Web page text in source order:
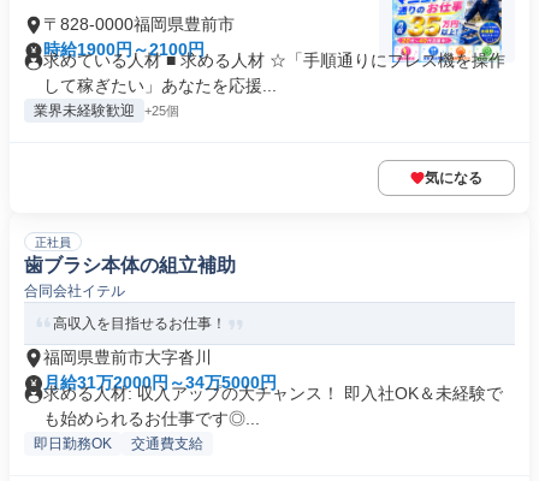
〒828-0000福岡県豊前市
時給1900円～2100円
求めている人材 ■ 求める人材 ☆「手順通りにプレス機を操作
して稼ぎたい」あなたを応援...
業界未経験歓迎 +25個
気になる
正社員
歯ブラシ本体の組立補助
合同会社イテル
高収入を目指せるお仕事！
福岡県豊前市大字沓川
月給31万2000円～34万5000円
求める人材: 収入アップの大チャンス！ 即入社OK＆未経験で
も始められるお仕事です◎...
即日勤務OK 交通費支給